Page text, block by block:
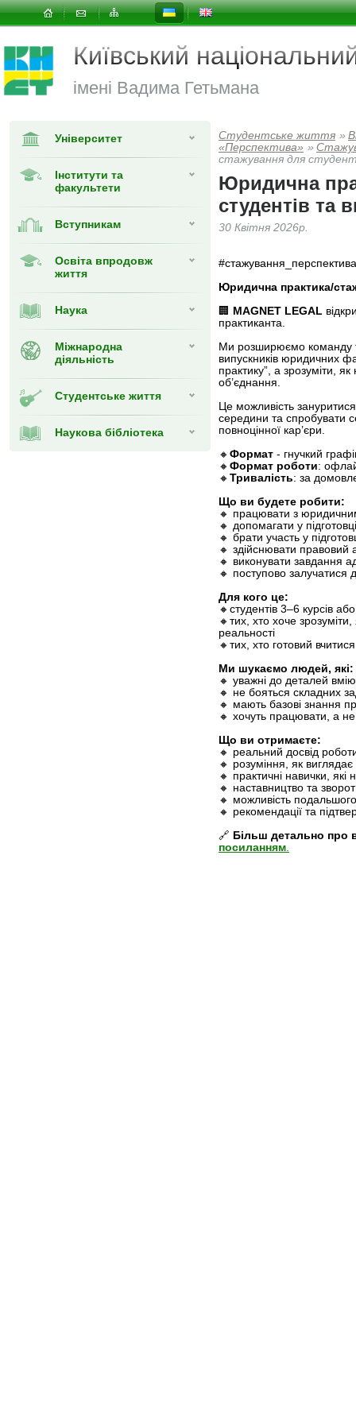
Київський
імені Вадима Гетьмана
Університет
Інститути та
факультети
Вступникам
Освіта впродовж
життя
Наука
Міжнародна
діяльність
Студентське життя
Наукова бібліотека
Студентське життя »
«Перспектива» »
стажування для
Юридична
студентів та
30 Квітня 2026р.
#стажування_перспектива
Юридична практика/
🏢 MAGNET LEGAL
практиканта.
Ми розширюємо команду
випускників юридичних
практику”, а зрозуміти,
об’єднання.
Це можливість
середини та спробувати
повноцінної кар’єри.
🔸 Формат - гнучкий
🔸 Формат роботи:
🔸 Тривалість: за
Що ви будете робити:
🔸 працювати з
🔸 допомагати у
🔸 брати участь у
🔸 здійснювати правовий
🔸 виконувати завдання
🔸 поступово залучатися
Для кого це:
🔸студентів 3–6 курсів
🔸тих, хто хоче
реальності
🔸тих, хто готовий
Ми шукаємо людей, які:
🔸 уважні до деталей
🔸 не бояться складних
🔸 мають базові знання
🔸 хочуть працювати, а
Що ви отримаєте:
🔸 реальний досвід
🔸 розуміння, як
🔸 практичні навички, які
🔸 наставництво та
🔸 можливість
🔸 рекомендації та
🔗 Більш детально про
посиланням.